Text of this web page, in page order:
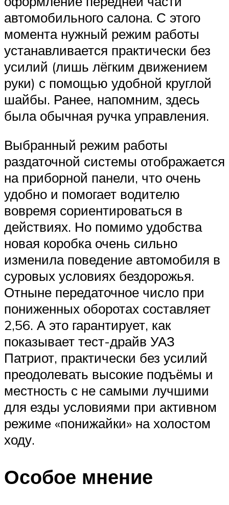
автомобильного салона. С этого
момента нужный режим работы
устанавливается практически без
усилий (лишь лёгким движением
руки) с помощью удобной круглой
шайбы. Ранее, напомним, здесь
была обычная ручка управления.
Выбранный режим работы
раздаточной системы отображается
на приборной панели, что очень
удобно и помогает водителю
вовремя сориентироваться в
действиях. Но помимо удобства
новая коробка очень сильно
изменила поведение автомобиля в
суровых условиях бездорожья.
Отныне передаточное число при
пониженных оборотах составляет
2,56. А это гарантирует, как
показывает тест-драйв УАЗ
Патриот, практически без усилий
преодолевать высокие подъёмы и
местность с не самыми лучшими
для езды условиями при активном
режиме «понижайки» на холостом
ходу.
Особое мнение